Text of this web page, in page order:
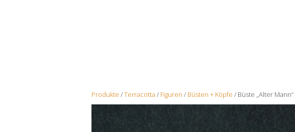
Produkte /Terracotta / Figuren / Büsten + Köpfe / Büste „Alter Mann“